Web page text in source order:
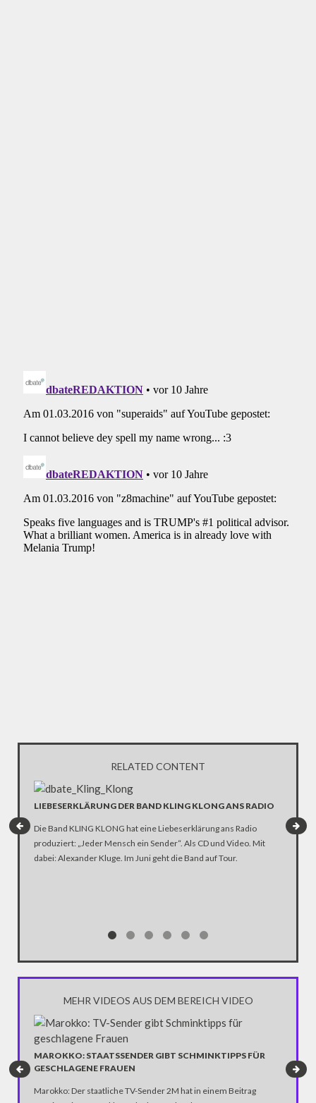
RELATED CONTENT
LIEBESERKLÄRUNG DER BAND KLING KLONG ANS RADIO
Die Band KLING KLONG hat eine Liebeserklärung ans Radio
produziert: „Jeder Mensch ein Sender“. Als CD und Video. Mit
dabei: Alexander Kluge. Im Juni geht die Band auf Tour.
MEHR VIDEOS AUS DEM BEREICH VIDEO
MAROKKO: STAATSSENDER GIBT SCHMINKTIPPS FÜR
GESCHLAGENE FRAUEN
Marokko: Der staatliche TV-Sender 2M hat in einem Beitrag
Jetzt